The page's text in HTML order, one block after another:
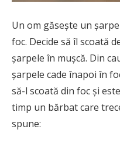
Un om găseşte un
foc. Decide să îl scoată
şarpele în muşcă. Din
şarpele cade înapoi în
să-l scoată din foc şi
timp un bărbat care
spune: